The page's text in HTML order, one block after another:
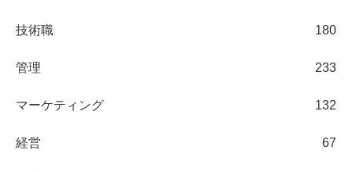
技術職 180
管理 233
マーケティング 132
経営 67